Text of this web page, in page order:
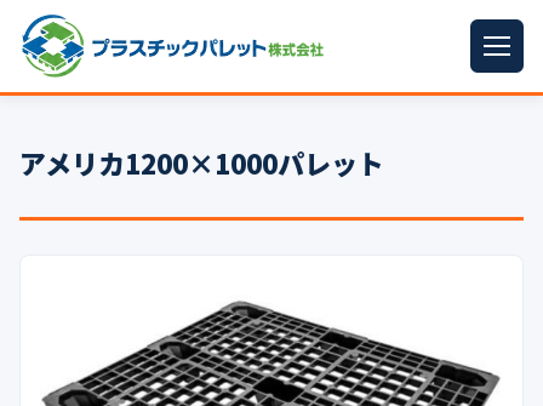
パレットサイズ
プラパレット ▼
再生原料
アメリカ1200×1000パレット